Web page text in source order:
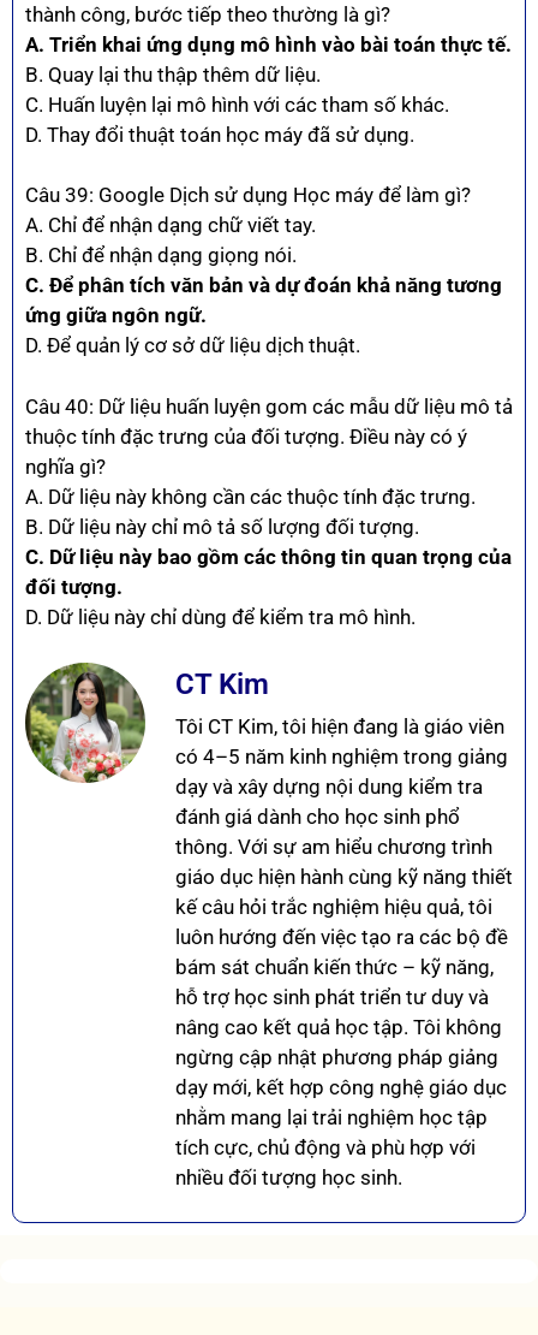
thành công, bước tiếp theo thường là gì?
A. Triển khai ứng dụng mô hình vào bài toán thực tế.
B. Quay lại thu thập thêm dữ liệu.
C. Huấn luyện lại mô hình với các tham số khác.
D. Thay đổi thuật toán học máy đã sử dụng.
Câu 39: Google Dịch sử dụng Học máy để làm gì?
A. Chỉ để nhận dạng chữ viết tay.
B. Chỉ để nhận dạng giọng nói.
C. Để phân tích văn bản và dự đoán khả năng tương
ứng giữa ngôn ngữ.
D. Để quản lý cơ sở dữ liệu dịch thuật.
Câu 40: Dữ liệu huấn luyện gom các mẫu dữ liệu mô tả
thuộc tính đặc trưng của đối tượng. Điều này có ý
nghĩa gì?
A. Dữ liệu này không cần các thuộc tính đặc trưng.
B. Dữ liệu này chỉ mô tả số lượng đối tượng.
C. Dữ liệu này bao gồm các thông tin quan trọng của
đối tượng.
D. Dữ liệu này chỉ dùng để kiểm tra mô hình.
CT Kim
Tôi CT Kim, tôi hiện đang là giáo viên
có 4–5 năm kinh nghiệm trong giảng
dạy và xây dựng nội dung kiểm tra
đánh giá dành cho học sinh phổ
thông. Với sự am hiểu chương trình
giáo dục hiện hành cùng kỹ năng thiết
kế câu hỏi trắc nghiệm hiệu quả, tôi
luôn hướng đến việc tạo ra các bộ đề
bám sát chuẩn kiến thức – kỹ năng,
hỗ trợ học sinh phát triển tư duy và
nâng cao kết quả học tập. Tôi không
ngừng cập nhật phương pháp giảng
dạy mới, kết hợp công nghệ giáo dục
nhằm mang lại trải nghiệm học tập
tích cực, chủ động và phù hợp với
nhiều đối tượng học sinh.